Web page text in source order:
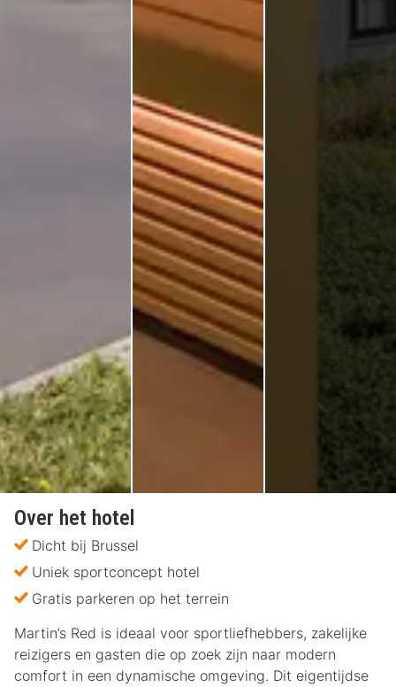
Over het hotel
Dicht bij Brussel
Uniek sportconcept hotel
Gratis parkeren op het terrein
Martin’s Red is ideaal voor sportliefhebbers, zakelijke
reizigers en gasten die op zoek zijn naar modern
comfort in een dynamische omgeving. Dit eigentijdse